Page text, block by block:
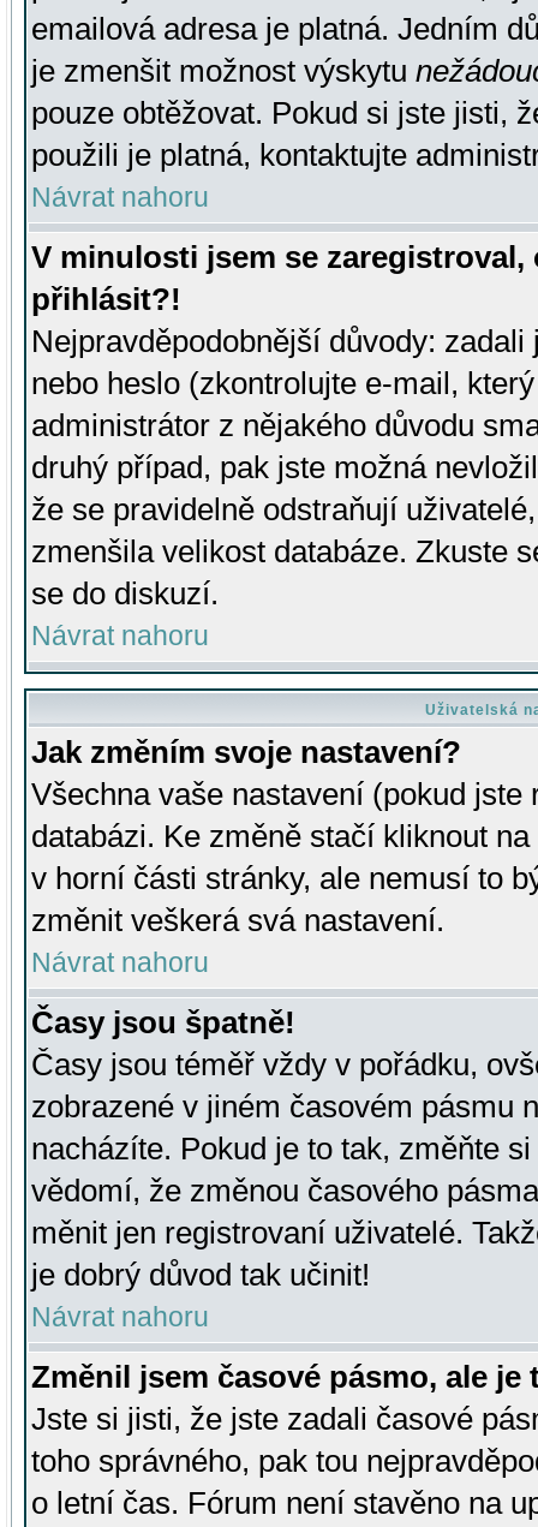
emailová adresa je platná. Jedním
je zmenšit možnost výskytu
pouze obtěžovat. Pokud si jste jisti,
použili je platná, kontaktujte
Návrat nahoru
V minulosti jsem se
přihlásit?!
Nejpravděpodobnější důvody:
nebo heslo (zkontrolujte e-mail,
administrátor z nějakého důvodu
druhý případ, pak jste možná
že se pravidelně odstraňují
zmenšila velikost databáze. Zkuste
se do diskuzí.
Návrat nahoru
Uživatelská
Jak změním svoje nastavení?
Všechna vaše nastavení (pokud
databázi. Ke změně stačí kliknout
v horní části stránky, ale nemusí to
změnit veškerá svá nastavení.
Návrat nahoru
Časy jsou špatně!
Časy jsou téměř vždy v pořádku,
zobrazené v jiném časovém pásmu
nacházíte. Pokud je to tak, změňte
vědomí, že změnou časového
měnit jen registrovaní uživatelé.
je dobrý důvod tak učinit!
Návrat nahoru
Změnil jsem časové pásmo, ale je
Jste si jisti, že jste zadali časové
toho správného, pak tou
o letní čas. Fórum není stavěno na